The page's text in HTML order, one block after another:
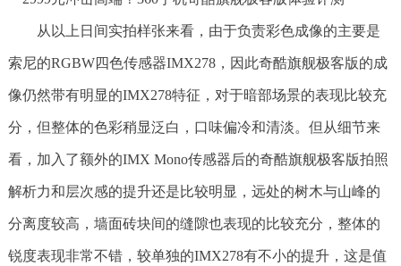
从以上日间实拍样张来看，由于负责彩色成像的主要是
索尼的RGBW四色传感器IMX278，因此奇酷旗舰极客版的成
像仍然带有明显的IMX278特征，对于暗部场景的表现比较充
分，但整体的色彩稍显泛白，口味偏冷和清淡。但从细节来
看，加入了额外的IMX Mono传感器后的奇酷旗舰极客版拍照
解析力和层次感的提升还是比较明显，远处的树木与山峰的
分离度较高，墙面砖块间的缝隙也表现的比较充分，整体的
锐度表现非常不错，较单独的IMX278有不小的提升，这是值